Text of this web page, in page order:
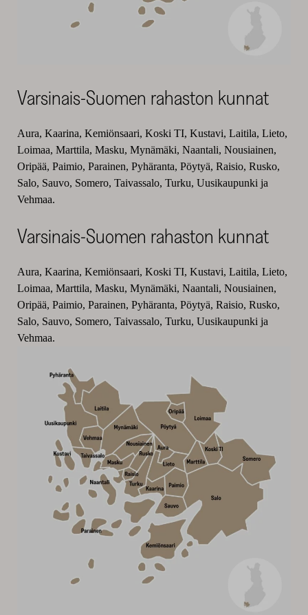
Varsinais-Suomen rahaston kunnat
Aura, Kaarina, Kemiönsaari, Koski TI, Kustavi, Laitila, Lieto,
Loimaa, Marttila, Masku, Mynämäki, Naantali, Nousiainen,
Oripää, Paimio, Parainen, Pyhäranta, Pöytyä, Raisio, Rusko,
Salo, Sauvo, Somero, Taivassalo, Turku, Uusikaupunki ja
Vehmaa.
Varsinais-Suomen rahaston kunnat
Aura, Kaarina, Kemiönsaari, Koski TI, Kustavi, Laitila, Lieto,
Loimaa, Marttila, Masku, Mynämäki, Naantali, Nousiainen,
Oripää, Paimio, Parainen, Pyhäranta, Pöytyä, Raisio, Rusko,
Salo, Sauvo, Somero, Taivassalo, Turku, Uusikaupunki ja
Vehmaa.